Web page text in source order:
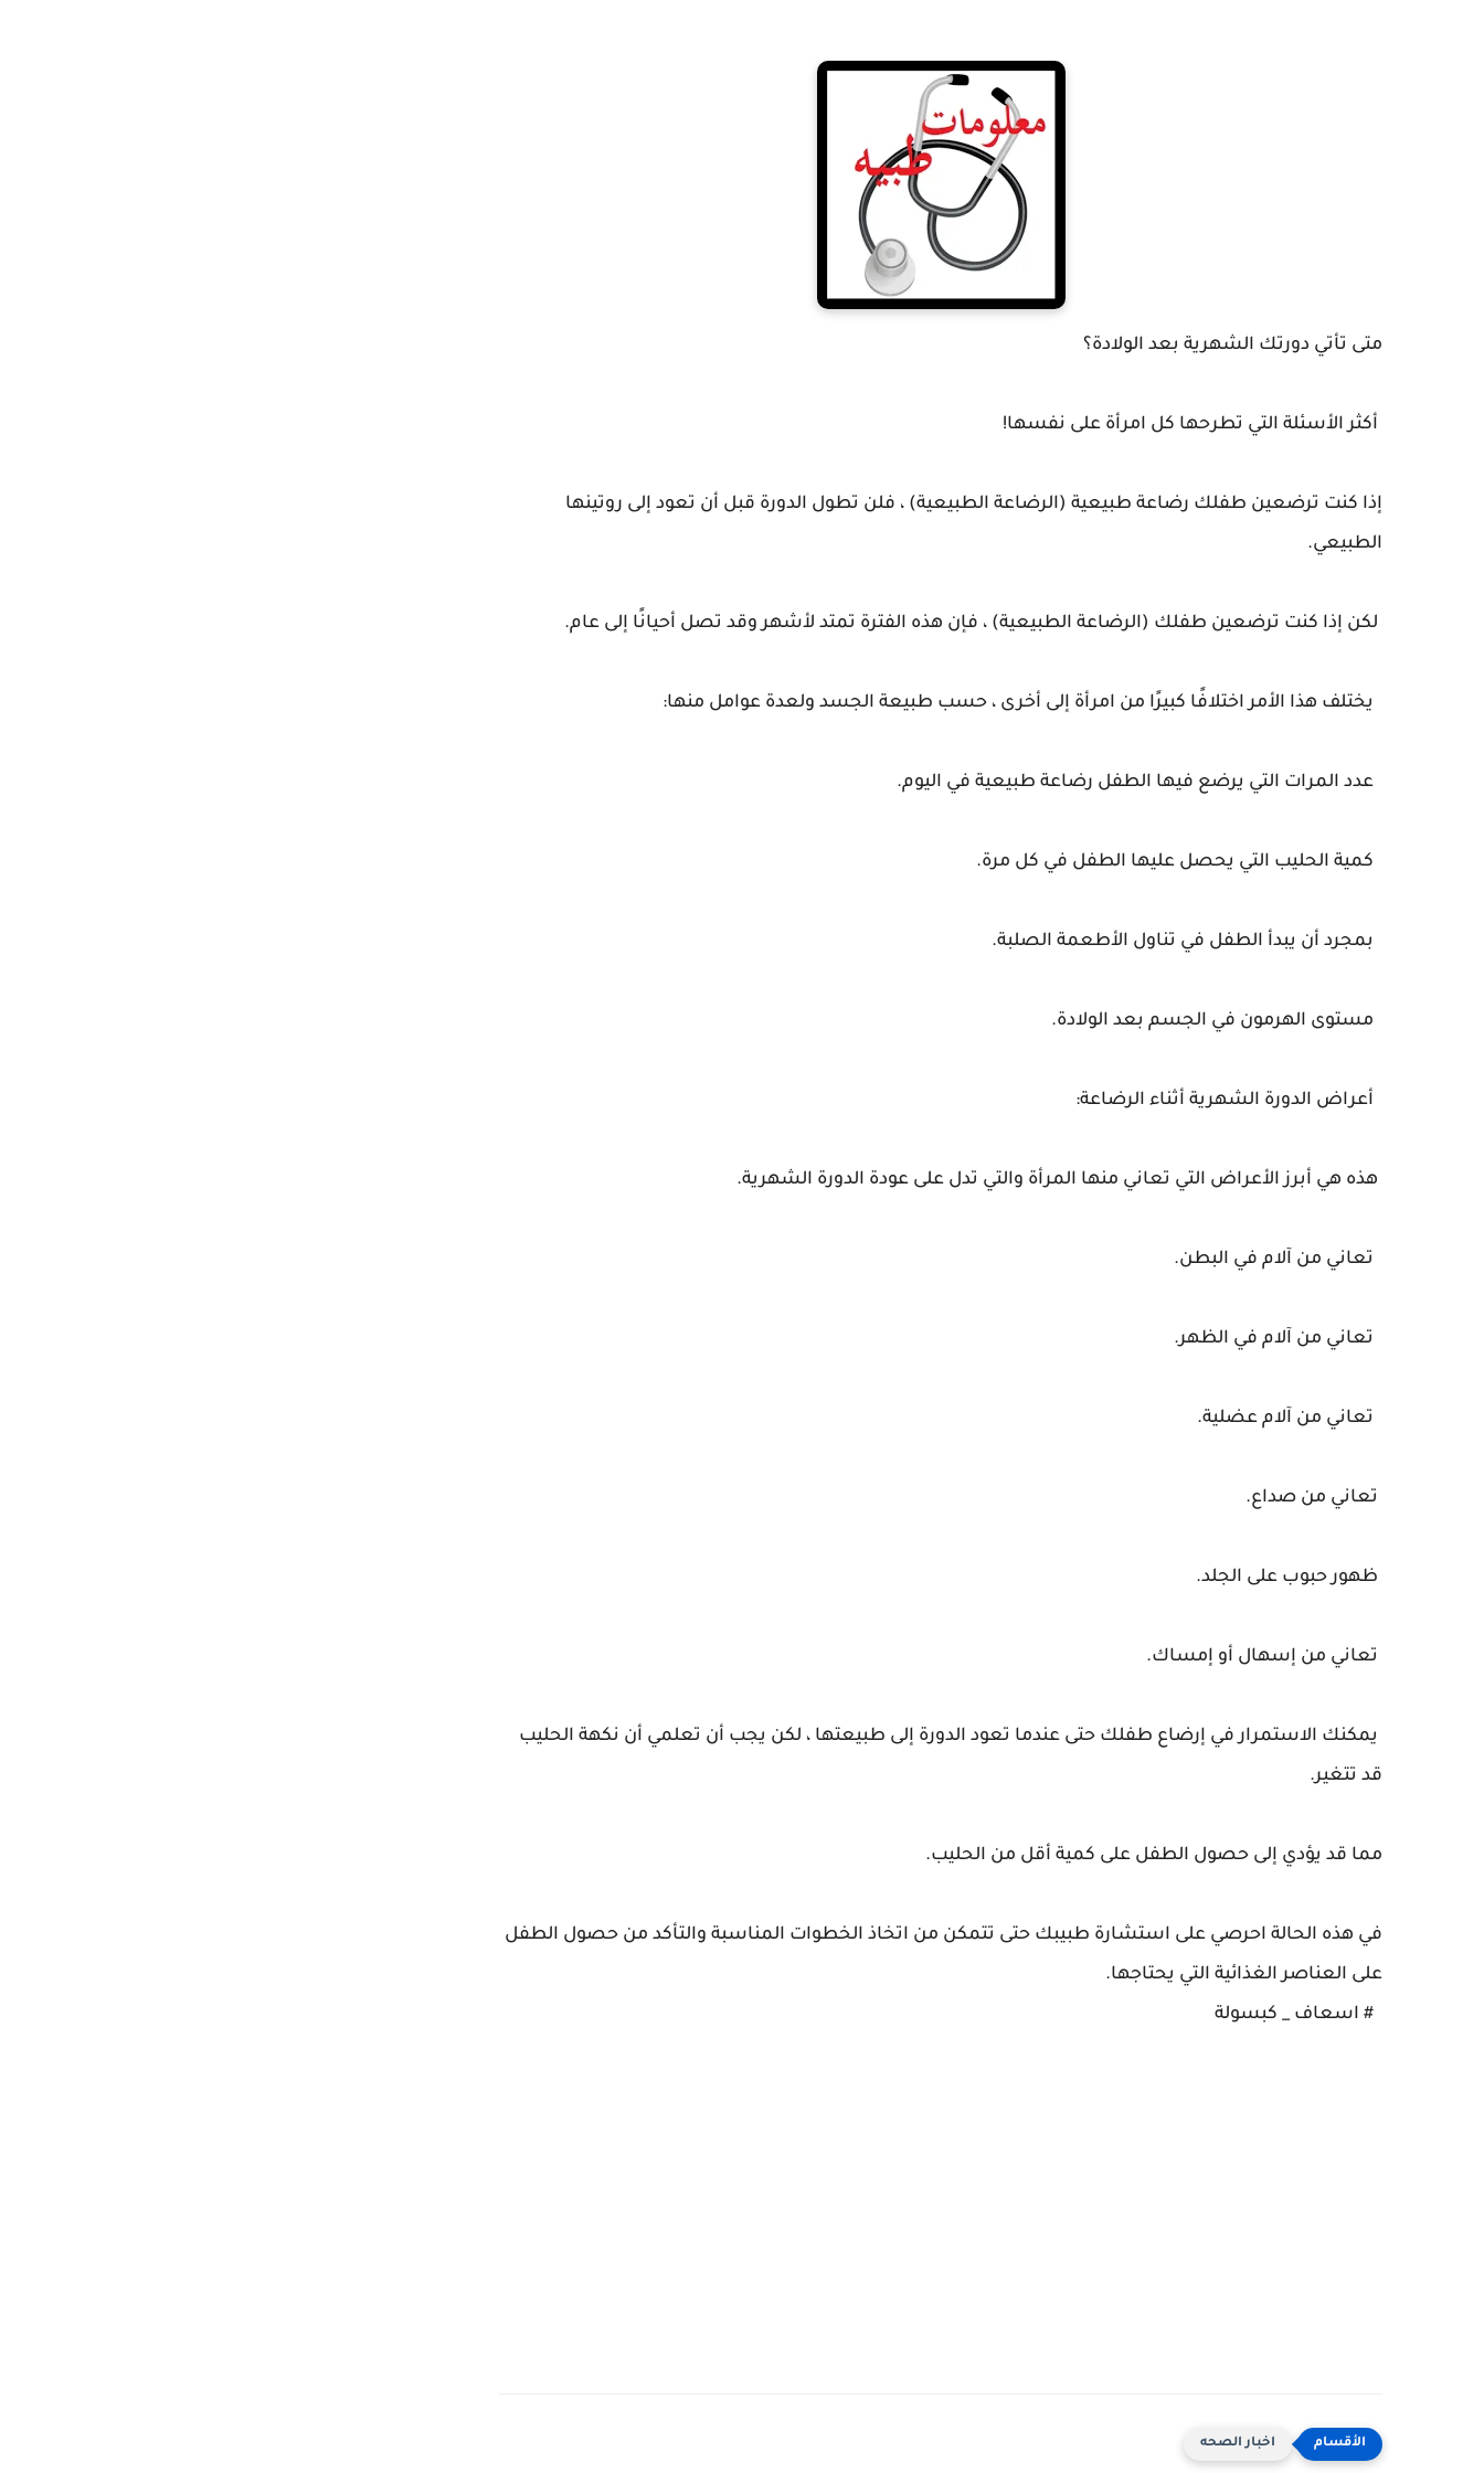
متى تأتي دورتك الشهرية بعد الولادة؟
أكثر الأسئلة التي تطرحها كل امرأة على نفسها!
إذا كنت ترضعين طفلك رضاعة طبيعية (الرضاعة الطبيعية) ، فلن تطول الدورة قبل أن تعود إلى روتينها
الطبيعي.
لكن إذا كنت ترضعين طفلك (الرضاعة الطبيعية) ، فإن هذه الفترة تمتد لأشهر وقد تصل أحيانًا إلى عام.
يختلف هذا الأمر اختلافًا كبيرًا من امرأة إلى أخرى ، حسب طبيعة الجسد ولعدة عوامل منها:
عدد المرات التي يرضع فيها الطفل رضاعة طبيعية في اليوم.
كمية الحليب التي يحصل عليها الطفل في كل مرة.
بمجرد أن يبدأ الطفل في تناول الأطعمة الصلبة.
مستوى الهرمون في الجسم بعد الولادة.
أعراض الدورة الشهرية أثناء الرضاعة:
هذه هي أبرز الأعراض التي تعاني منها المرأة والتي تدل على عودة الدورة الشهرية.
تعاني من آلام في البطن.
تعاني من آلام في الظهر.
تعاني من آلام عضلية.
تعاني من صداع.
ظهور حبوب على الجلد.
تعاني من إسهال أو إمساك.
يمكنك الاستمرار في إرضاع طفلك حتى عندما تعود الدورة إلى طبيعتها ، لكن يجب أن تعلمي أن نكهة الحليب
قد تتغير.
مما قد يؤدي إلى حصول الطفل على كمية أقل من الحليب.
في هذه الحالة احرصي على استشارة طبيبك حتى تتمكن من اتخاذ الخطوات المناسبة والتأكد من حصول الطفل
على العناصر الغذائية التي يحتاجها.
# اسعاف _ كبسولة
اخبار الصحه